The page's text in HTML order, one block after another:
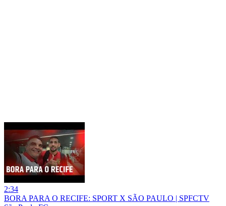
2:34
BORA PARA O RECIFE: SPORT X SÃO PAULO | SPFCTV